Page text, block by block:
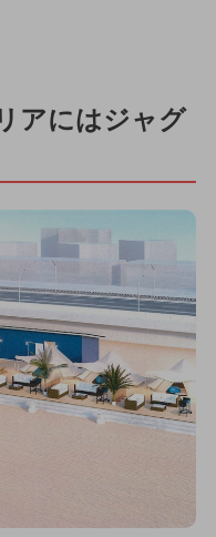
アにはジャグ